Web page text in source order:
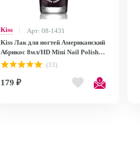
Kiss
Арт: 08-1431
Kiss Лак для ногтей Американский
Абрикос 8мл/HD Mini Nail Polish
MNP28
(33)
179 ₽